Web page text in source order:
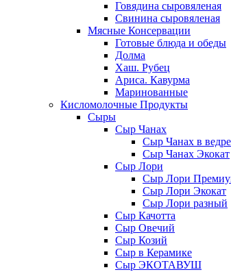
Говядина сыровяленая
Свинина сыровяленая
Мясные Консервации
Готовые блюда и обеды
Долма
Хаш. Рубец
Ариса. Кавурма
Маринованные
Кисломолочные Продукты
Сыры
Сыр Чанах
Сыр Чанах в ведре
Сыр Чанах Экокат
Сыр Лори
Сыр Лори
Сыр Лори Экокат
Сыр Лори разный
Сыр Качотта
Сыр Овечий
Сыр Козий
Сыр в Керамике
Сыр ЭКОТАВУШ